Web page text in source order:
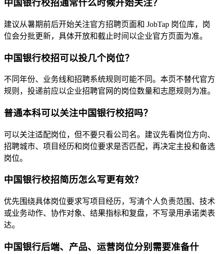
中国银行校招通常什么时候开始关注？
建议从暑期前后开始关注官方招聘页面和 JobTap 岗位库，岗
位会分批更新，具体开放和截止时间以企业官方页面为准。
中国银行校招可以投几个岗位？
不同年份、业务线和招聘系统规则可能不同。本页不替代官方
规则，投递前应以企业招聘官网的岗位数量和志愿规则为准。
普通本科可以关注中国银行校招吗？
可以关注适配岗位，但不要只看公司名。建议先看岗位方向、
招聘城市、项目经历和岗位要求是否匹配，再决定主投和备选
岗位。
中国银行校招简历怎么写更有效？
优先围绕具体岗位要求写项目经历，写清个人负责范围、技术
或业务动作、协作对象、结果指标和复盘，不写录用承诺类表
达。
中国银行后端、产品、运营岗位分别需要准备什